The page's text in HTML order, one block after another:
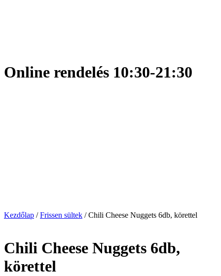
Online rendelés 10:30-21:30
Kezdőlap /Frissen sültek / Chili Cheese Nuggets 6db, körettel
Chili Cheese Nuggets 6db,
körettel